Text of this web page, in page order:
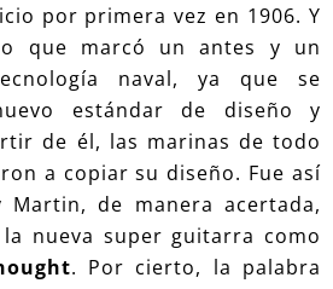
por primera vez en 1906. Y
que marcó un antes y un
naval, ya que se
estándar de diseño y
de él, las marinas de todo
a copiar su diseño. Fue así
Martin, de manera acertada,
nueva super guitarra como
. Por cierto, la palabra